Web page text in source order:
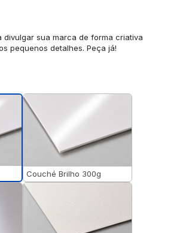
sua marca de forma criativa
pequenos detalhes. Peça já!
Couché Brilho 300g